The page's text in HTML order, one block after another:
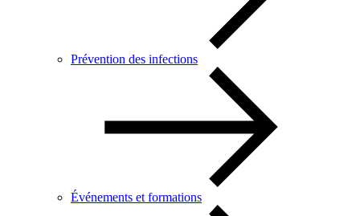
Prévention des infections
Événements et formations